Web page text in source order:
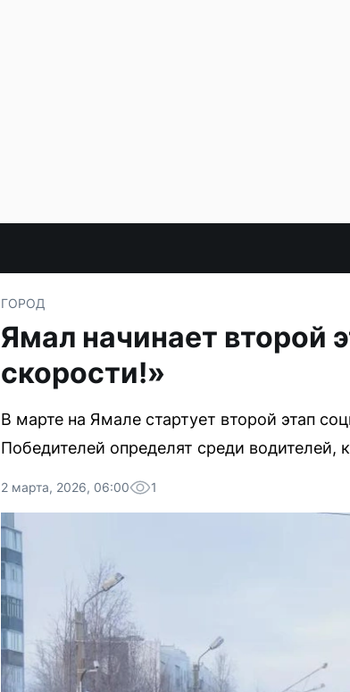
ГОРОД
Ямал начинает второй
скорости!»
В марте на Ямале стартует второй этап
Победителей определят среди
2 марта, 2026, 06:00 1